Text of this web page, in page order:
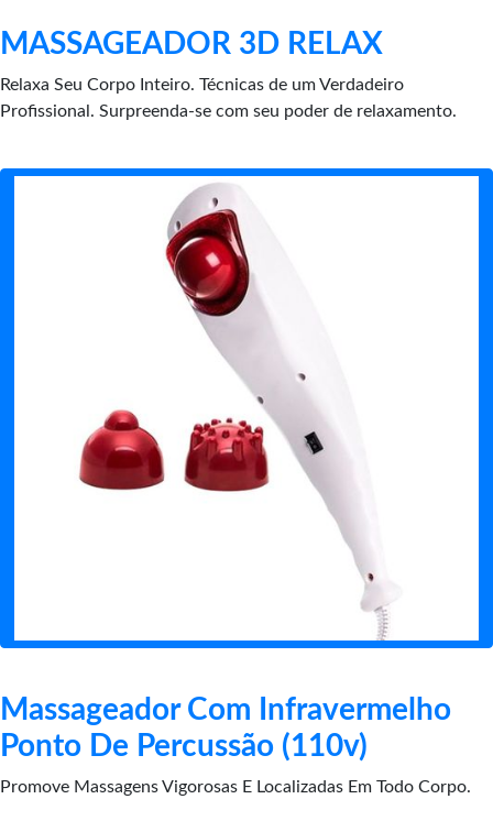
MASSAGEADOR 3D RELAX
Relaxa Seu Corpo Inteiro. Técnicas de um Verdadeiro
Profissional. Surpreenda-se com seu poder de relaxamento.
Massageador Com Infravermelho
Ponto De Percussão (110v)
Promove Massagens Vigorosas E Localizadas Em Todo Corpo.